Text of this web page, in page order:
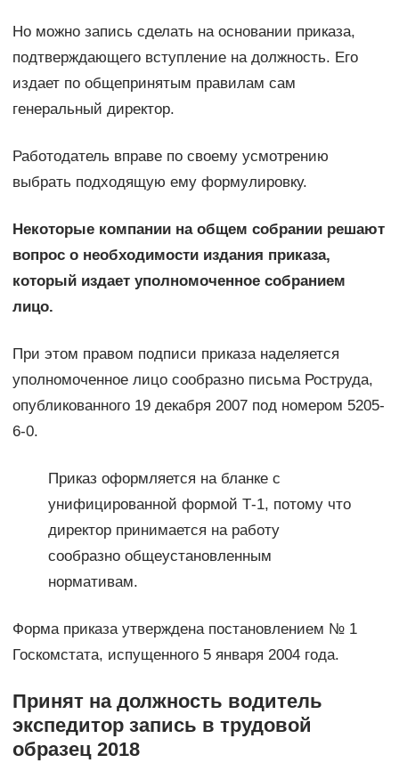
Но можно запись сделать на основании приказа,
подтверждающего вступление на должность. Его
издает по общепринятым правилам сам
генеральный директор.
Работодатель вправе по своему усмотрению
выбрать подходящую ему формулировку.
Некоторые компании на общем собрании решают
вопрос о необходимости издания приказа,
который издает уполномоченное собранием
лицо.
При этом правом подписи приказа наделяется
уполномоченное лицо сообразно письма Роструда,
опубликованного 19 декабря 2007 под номером 5205-
6-0.
Приказ оформляется на бланке с
унифицированной формой Т-1, потому что
директор принимается на работу
сообразно общеустановленным
нормативам.
Форма приказа утверждена постановлением № 1
Госкомстата, испущенного 5 января 2004 года.
Принят на должность водитель
экспедитор запись в трудовой
образец 2018